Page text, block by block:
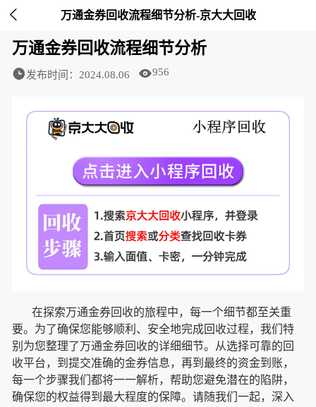
 万通金券回收流程细节分析-京大大回收
万通金券回收流程细节分析
发布时间：2024.08.06 956
在探索万通金券回收的旅程中，每一个细节都至关重
要。为了确保您能够顺利、安全地完成回收过程，我们特
别为您整理了万通金券回收的详细细节。从选择可靠的回
收平台，到提交准确的金券信息，再到最终的资金到账，
每一个步骤我们都将一一解析，帮助您避免潜在的陷阱，
确保您的权益得到最大程度的保障。请随我们一起，深入